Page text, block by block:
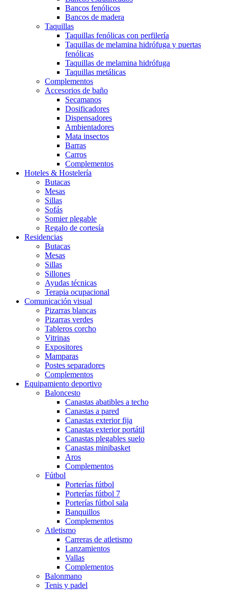
Bancos fenólicos
Bancos de madera
Taquillas
Taquillas fenólicas con perfilería
Taquillas de melamina hidrófuga y puertas
fenólicas
Taquillas de melamina hidrófuga
Taquillas metálicas
Complementos
Accesorios de baño
Secamanos
Dosificadores
Dispensadores
Ambientadores
Mata insectos
Barras
Carros
Complementos
Hoteles & Hostelería
Butacas
Mesas
Sillas
Sofás
Somier plegable
Regalo de cortesía
Residencias
Butacas
Mesas
Sillas
Sillones
Ayudas técnicas
Terapia ocupacional
Comunicación visual
Pizarras blancas
Pizarras verdes
Tableros corcho
Vitrinas
Expositores
Mamparas
Postes separadores
Complementos
Equipamiento deportivo
Baloncesto
Canastas abatibles a techo
Canastas a pared
Canastas exterior fija
Canastas exterior portátil
Canastas plegables suelo
Canastas minibasket
Aros
Complementos
Fútbol
Porterías fútbol
Porterías fútbol 7
Porterías fútbol sala
Banquillos
Complementos
Atletismo
Carreras de atletismo
Lanzamientos
Vallas
Complementos
Balonmano
Tenis y padel